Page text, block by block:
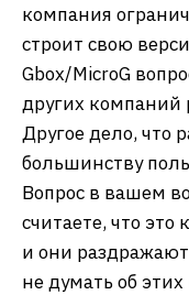
компания
строит свою
Gbox/MicroG
других компаний
Другое дело, что
большинству
Вопрос в вашем
считаете, что
и они
не думать об